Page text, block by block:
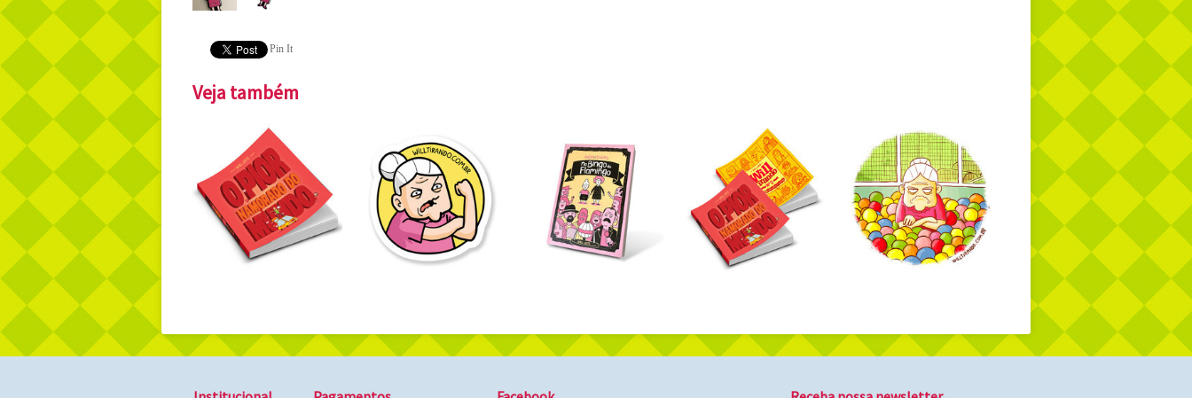
Pin It
Veja também